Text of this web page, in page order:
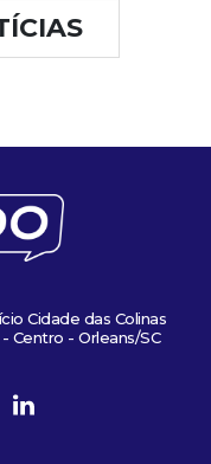
Cidade das Colinas
Centro - Orleans/SC